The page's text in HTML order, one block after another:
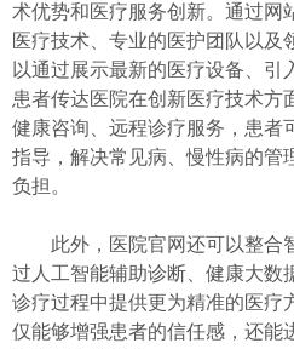
术优势和医疗服务创新。通过网
医疗技术、专业的医护团队以及
以通过展示最新的医疗设备、引
患者传达医院在创新医疗技术方
健康咨询、远程诊疗服务，患者
指导，解决常见病、慢性病的管
负担。
此外，医院官网还可以整合
过人工智能辅助诊断、健康大数
诊疗过程中提供更为精准的医疗
仅能够增强患者的信任感，还能